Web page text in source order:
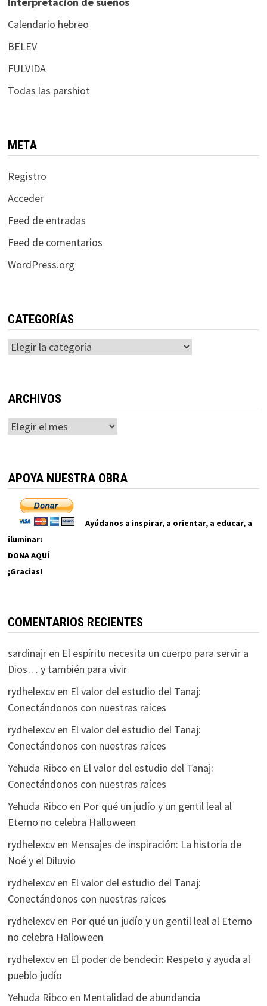
Calendario hebreo
BELEV
FULVIDA
Todas las parshiot
META
Registro
Acceder
Feed de entradas
Feed de comentarios
WordPress.org
CATEGORÍAS
Categorías
ARCHIVOS
Archivos
APOYA NUESTRA OBRA
Ayúdanos a inspirar, a orientar, a educar, a
iluminar:
DONA AQUÍ
¡Gracias!
COMENTARIOS RECIENTES
sardinajren El espíritu necesita un cuerpo para servir a
Dios… y también para vivir
rydhelexcven El valor del estudio del Tanaj:
Conectándonos con nuestras raíces
rydhelexcven El valor del estudio del Tanaj:
Conectándonos con nuestras raíces
Yehuda Ribco en El valor del estudio del Tanaj:
Conectándonos con nuestras raíces
Yehuda Ribco en Por qué un judío y un gentil leal al
Eterno no celebra Halloween
rydhelexcven Mensajes de inspiración: La historia de
Noé y el Diluvio
rydhelexcven El valor del estudio del Tanaj:
Conectándonos con nuestras raíces
rydhelexcven Por qué un judío y un gentil leal al Eterno
no celebra Halloween
rydhelexcven El poder de bendecir: Respeto y ayuda al
pueblo judío
Yehuda Ribco en Mentalidad de abundancia